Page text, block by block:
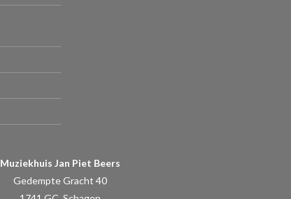
Muziekhuis Jan Piet Beers
Gedempte Gracht 40